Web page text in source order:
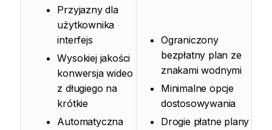
Przyjazny dla
użytkownika
interfejs
Wysokiej jakości
konwersja wideo
z długiego na
krótkie
Automatyczna
Ograniczony
bezpłatny plan ze
znakami wodnymi
Minimalne opcje
dostosowywania
Drogie płatne plany